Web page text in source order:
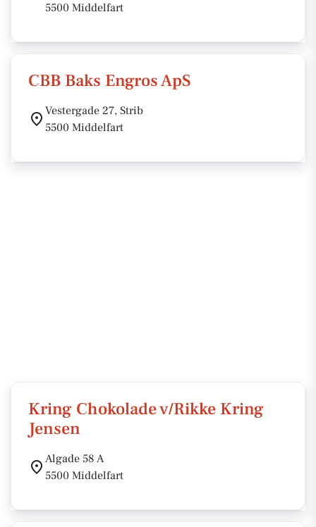
5500 Middelfart
CBB Baks Engros ApS
Vestergade 27, Strib
5500 Middelfart
Kring Chokolade v/Rikke Kring
Jensen
Algade 58 A
5500 Middelfart